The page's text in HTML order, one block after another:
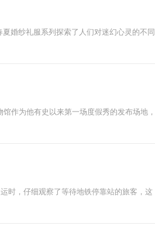
婚纱礼服系列探索了人们对迷幻心灵的不同
作为他有史以来第一场度假秀的发布场地，
时，仔细观察了等待地铁停靠站的旅客，这